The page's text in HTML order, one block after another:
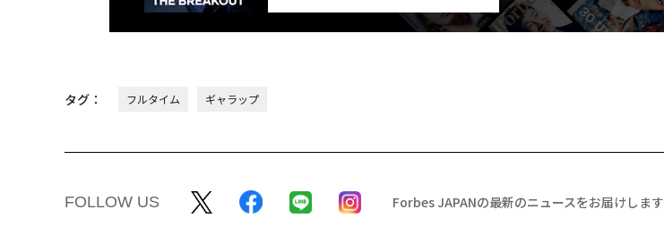
タグ： フルタイム ギャラップ
FOLLOW US Forbes JAPANの最新のニュースをお届けします